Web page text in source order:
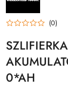
(0)
0*AH